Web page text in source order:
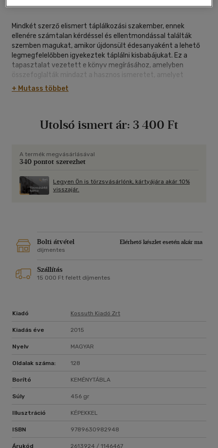
128 oldal
Mindkét szerző elismert táplálkozási szakember, ennek
ellenére számtalan kérdéssel és ellentmondással találták
szemben magukat, amikor újdonsült édesanyaként a lehető
legmegfelelőbben igyekeztek táplálni kisbabájukat. Ez a
tapasztalat vezetett e könyv megírásához, amelyben
összefoglalták mindazt a hasznos ismeretet, amelyet
ezekben az években szereztek. A tudnivalókat kiváló,
könnyen beszerezhető, hazai alapanyagokat felhasználó
hiszen az ő egészséges táplálkozásuk nélkülözhetetlen
+ Mutass többet
Utolsó ismert ár: 3 400 Ft
A termék megvásárlásával
340 pontot szerezhet
Legyen Ön is törzsvásárlónk, kártyájára akár 10%
visszajár.
Bolti átvétel
Elérhető készlet esetén akár ma
díjmentes
Szállítás
15 000 Ft felett díjmentes
Kiadó Kossuth Kiadó Zrt
Kiadás éve 2015
Nyelv MAGYAR
Oldalak száma: 128
Borító KEMÉNYTÁBLA
Súly 456 gr
Illusztráció KÉPEKKEL
ISBN 9789630982948
Árukód 2613924 / 1146467